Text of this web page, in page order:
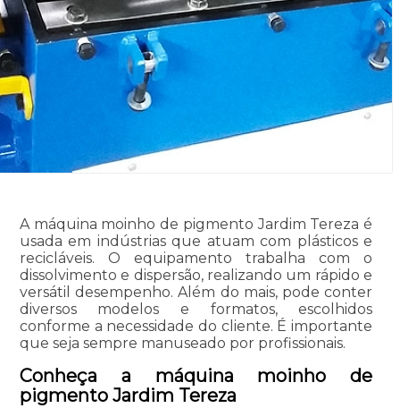
A máquina moinho de pigmento Jardim Tereza é
usada em indústrias que atuam com plásticos e
recicláveis. O equipamento trabalha com o
dissolvimento e dispersão, realizando um rápido e
versátil desempenho. Além do mais, pode conter
diversos modelos e formatos, escolhidos
conforme a necessidade do cliente. É importante
que seja sempre manuseado por profissionais.
Conheça a máquina moinho de
pigmento Jardim Tereza